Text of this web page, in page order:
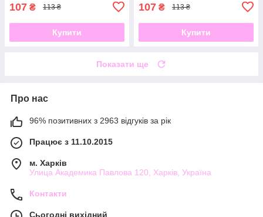
107 ₴ 113 ₴
Купити
107 ₴ 113 ₴
Купити
Показати ще
Про нас
96% позитивних з 2963 відгуків за рік
Працює з 11.10.2015
м. Харків
Улица Академика Павлова 120, Харків, Україна
Контакти
Сьогодні вихідний